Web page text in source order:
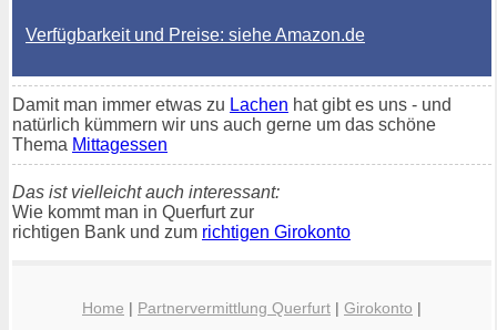
Verfügbarkeit und Preise: siehe Amazon.de
Damit man immer etwas zu Lachen hat gibt es uns - und
natürlich kümmern wir uns auch gerne um das schöne
Thema Mittagessen
Das ist vielleicht auch interessant:
Wie kommt man in Querfurt zur
richtigen Bank und zum richtigen Girokonto
Home | Partnervermittlung Querfurt | Girokonto |